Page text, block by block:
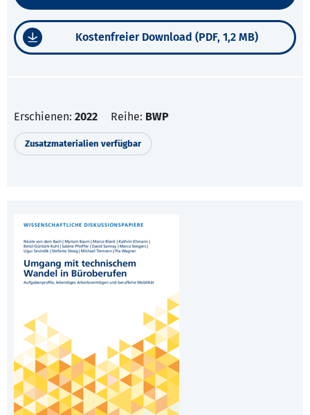
Kostenfreier Download (PDF, 1,2 MB)
Erschienen: 2022 Reihe: BWP
Zusatzmaterialien verfügbar